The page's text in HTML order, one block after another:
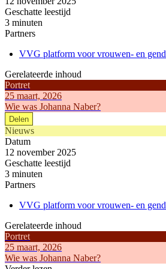
Geschatte leestijd
3 minuten
Partners
VVG platform voor vrouwen- en
Gerelateerde inhoud
Portret
25 maart, 2026
Wie was Johanna Naber?
Delen
Nieuws
Datum
12 november 2025
Geschatte leestijd
3 minuten
Partners
VVG platform voor vrouwen- en
Gerelateerde inhoud
Portret
25 maart, 2026
Wie was Johanna Naber?